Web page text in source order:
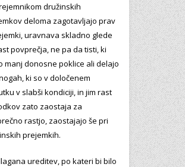
družinskih
deloma zagotavljajo prav
uravnava skladno glede
povprečja, ne pa da tisti, ki
manj donosne poklice ali delajo
ki so v določenem
v slabši kondiciji, in jim rast
zato zaostaja za
rastjo, zaostajajo še pri
prejemkih.
ureditev, po kateri bi bilo